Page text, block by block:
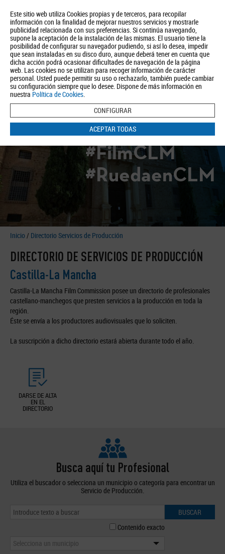
Este sitio web utiliza Cookies propias y de terceros, para recopilar
información con la finalidad de mejorar nuestros servicios y mostrarle
publicidad relacionada con sus preferencias. Si continúa navegando,
supone la aceptación de la instalación de las mismas. El usuario tiene la
posibilidad de configurar su navegador pudiendo, si así lo desea, impedir
que sean instaladas en su disco duro, aunque deberá tener en cuenta que
dicha acción podrá ocasionar dificultades de navegación de la página
web. Las cookies no se utilizan para recoger información de carácter
personal. Usted puede permitir su uso o rechazarlo, también puede cambiar
su configuración siempre que lo desee. Dispone de más información en
nuestra Política de Cookies.
CONFIGURAR
ACEPTAR TODAS
Quiénes somos Turismo Política de Privacidad Aviso Legal
Política de Cookies
BUSCAR
#FilmCLM
#RuedaenCLM
Inicio / Directorio Servicios de Producción
DIRECTORIO DE SERVICIOS DE PRODUCCIÓN
Castilla-La Mancha
Castilla-La Mancha Film Commission posee un directorio de profesionales
castellano-manchegos que presten servicios a la producción en toda la
región.
Éste se envía a los productores audiovisuales que lo soliciten.
La suscripción a dicho directorio estará abierta durante todo el año.
DARSE DE ALTA
EN EL
DIRECTORIO
Busca aquí tu Profesional
Utiliza el buscador o selecciona un municipio o categoría para encontrar un
Servicio de Producción.
BUSCAR
Contenido exacto
Selecciona un municipio